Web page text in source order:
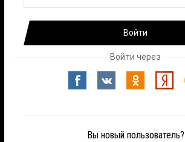
Войти
Войти через
Вы новый пользователь?